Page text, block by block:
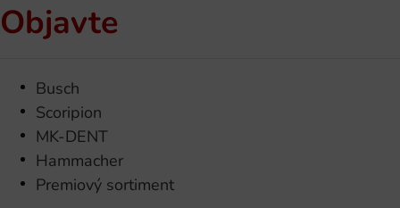
Objavte
Busch
Scoripion
MK-DENT
Hammacher
Premiový sortiment